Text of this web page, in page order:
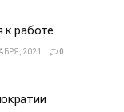
к работе
2021 0